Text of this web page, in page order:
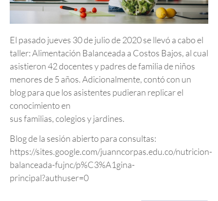
El pasado jueves 30 de julio de 2020 se llevó a cabo el
taller: Alimentación Balanceada a Costos Bajos, al cual
asistieron 42 docentes y padres de familia de niños
menores de 5 años. Adicionalmente, contó con un
blog para que los asistentes pudieran replicar el
conocimiento en
sus familias, colegios y jardines.
Blog de la sesión abierto para consultas:
https://sites.google.com/juanncorpas.edu.co/nutricion-
balanceada-fujnc/p%C3%A1gina-
principal?authuser=0